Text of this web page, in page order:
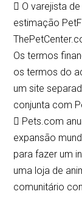
 O varejista
estimação
Os termos
os termos do
um site
conjunta com
 Pets.com
expansão
para fazer um
uma loja de
comunitário